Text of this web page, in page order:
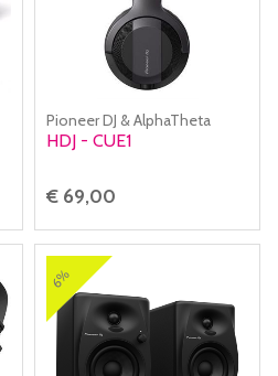
Pioneer DJ & AlphaTheta
HDJ - CUE1
€ 69,00
6%